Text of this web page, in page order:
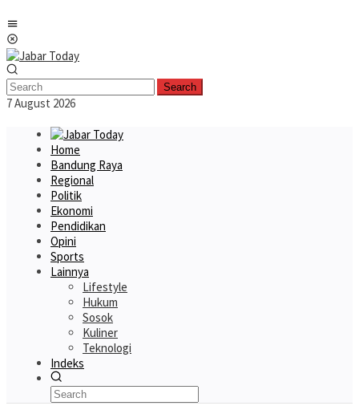
to
content
Search
7 August 2026
Home
Bandung Raya
Regional
Politik
Ekonomi
Pendidikan
Opini
Sports
Lainnya
Lifestyle
Hukum
Sosok
Kuliner
Teknologi
Indeks